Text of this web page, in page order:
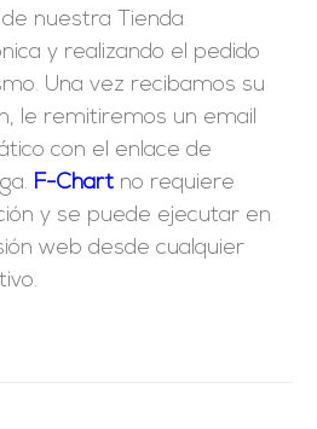
nuestra Tienda
y realizando el pedido
Una vez recibamos su
le remitiremos un email
con el enlace de
F-Chart no requiere
y se puede ejecutar en
web desde cualquier